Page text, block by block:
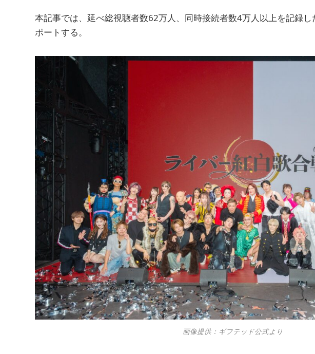
本記事では、延べ総視聴者数62万人、同時接続者数4万人以上を記録
ポートする。
画像提供：ギフテッド公式より